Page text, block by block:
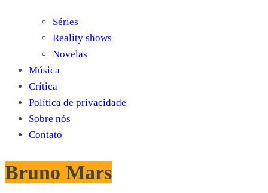
Séries
Reality shows
Novelas
Música
Crítica
Política de privacidade
Sobre nós
Contato
Bruno Mars